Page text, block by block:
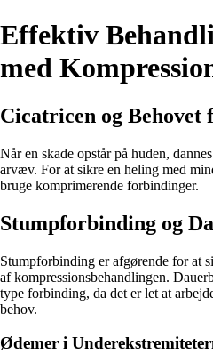
Effektiv
med
Cicatricen og Behovet
Når en skade opstår på huden,
arvæv. For at sikre en heling med
bruge komprimerende forbindinger.
Stumpforbinding og
Stumpforbinding er afgørende for at
af kompressionsbehandlingen.
type forbinding, da det er let at
behov.
Ødemer i